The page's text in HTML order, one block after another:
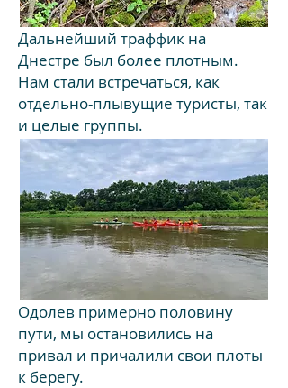
Дальнейший траффик на
Днестре был более плотным.
Нам стали встречаться, как
отдельно-плывущие туристы, так
и целые группы.
Одолев примерно половину
пути, мы остановились на
привал и причалили свои плоты
к берегу.